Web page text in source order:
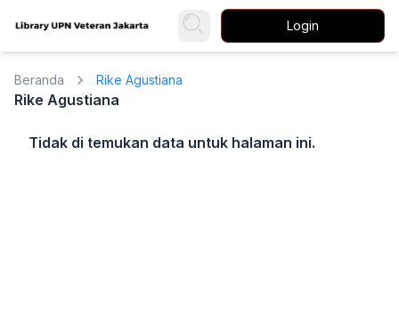
Login
Beranda Rike Agustiana
Rike Agustiana
Tidak di temukan data untuk halaman ini.